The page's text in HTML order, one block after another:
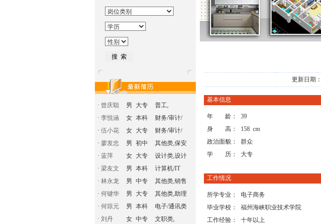
· 曾庆聪 男 大专
普工,
· 李悦涵 女 本科
财务/审计/
· 伍小花 女 大专
财务/审计/
· 廖发忠 男 初中
其他类,保安
· 蓝萍 女 大专
设计类,设计
· 梁友文 男 本科
计算机/IT
· 林永龙 男 中专
其他类,销售
· 何键华 男 大专
其他类,助理
· 何琼元 男 本科
电子/通讯类
· 刘丹 女 中专
文职类,
更新日
基本信息
年 龄： 39
身 高：
158 cm
政治面貌：
群众
学 历：
大专
工作情况
所学专业： 电子商务
毕业学校：
福州海峡职业技术学院
工作经验：
十年以上